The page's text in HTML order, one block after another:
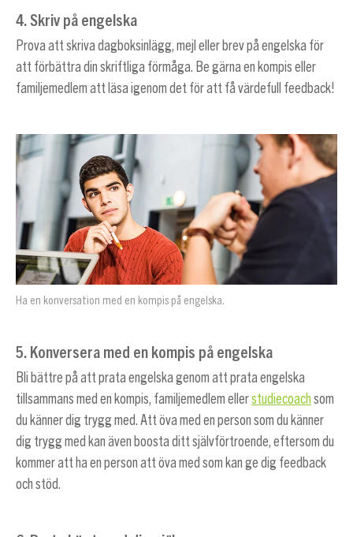
4. Skriv på engelska
Prova att skriva dagboksinlägg, mejl eller brev på engelska för
att förbättra din skriftliga förmåga. Be gärna en kompis eller
familjemedlem att läsa igenom det för att få värdefull feedback!
Ha en konversation med en kompis på engelska.
5. Konversera med en kompis på engelska
Bli bättre på att prata engelska genom att prata engelska
tillsammans med en kompis, familjemedlem ellerstudiecoach som
du känner dig trygg med. Att öva med en person som du känner
dig trygg med kan även boosta ditt självförtroende, eftersom du
kommer att ha en person att öva med som kan ge dig feedback
och stöd.